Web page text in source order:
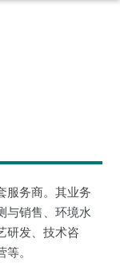
服务商。其业务
与销售、环境水
研发、技术咨
。